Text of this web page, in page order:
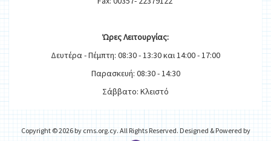
ΏρεςΛειτουργίας:
Δευτέρα - Πέμπτη: 08:30 - 13:30 και 14:00 - 17:00
Παρασκευή: 08:30 - 14:30
Σάββατο: Κλειστό
Copyright © 2026 by cms.org.cy. All Rights Reserved. Designed & Powered by